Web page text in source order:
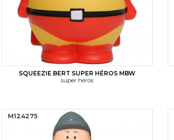
SQUEEZIE BERT SUPER HÉROS MBW
super héros
M124275